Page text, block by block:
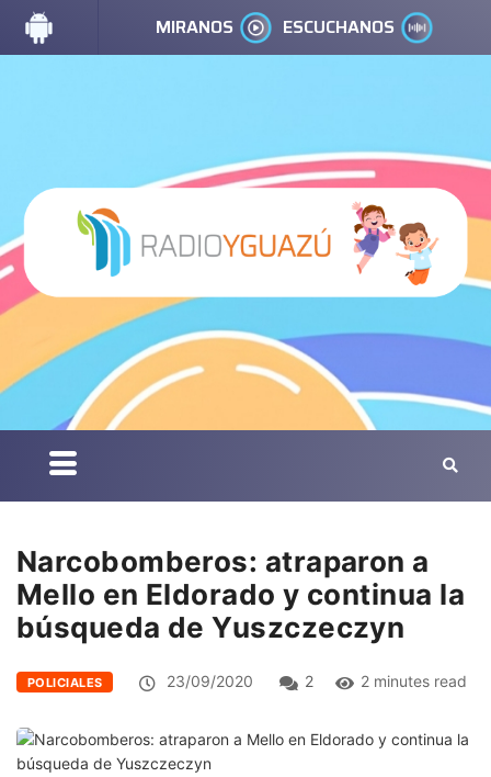
MIRANOS ESCUCHANOS
Narcobomberos: atraparon a
Mello en Eldorado y continua la
búsqueda de Yuszczeczyn
POLICIALES 23/09/2020 2 2 minutes read